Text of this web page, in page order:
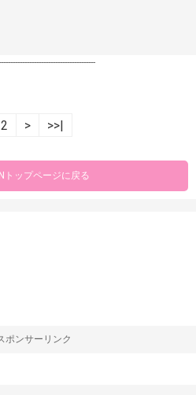
2 > >>|
トップページに戻る
ポンサーリンク